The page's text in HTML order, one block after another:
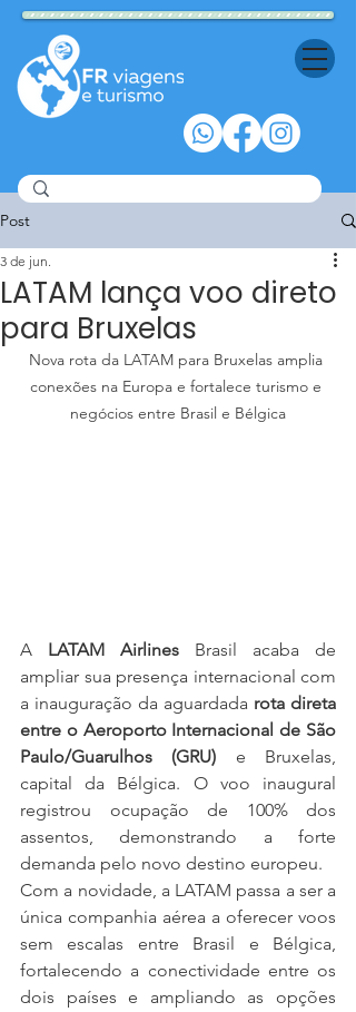
Post
LATAM lança voo direto
para Bruxelas
3 de jun.
Nova rota da LATAM para Bruxelas amplia
conexões na Europa e fortalece turismo e
negócios entre Brasil e Bélgica
A LATAM Airlines Brasil acaba de
ampliar sua presença internacional com
a inauguração da aguardada rota direta
entre o Aeroporto Internacional de São
Paulo/Guarulhos (GRU) e Bruxelas,
capital da Bélgica. O voo inaugural
registrou ocupação de 100% dos
assentos, demonstrando a forte
demanda pelo novo destino europeu.
Com a novidade, a LATAM passa a ser a
única companhia aérea a oferecer voos
sem escalas entre Brasil e Bélgica,
fortalecendo a conectividade entre os
dois países e ampliando as opções